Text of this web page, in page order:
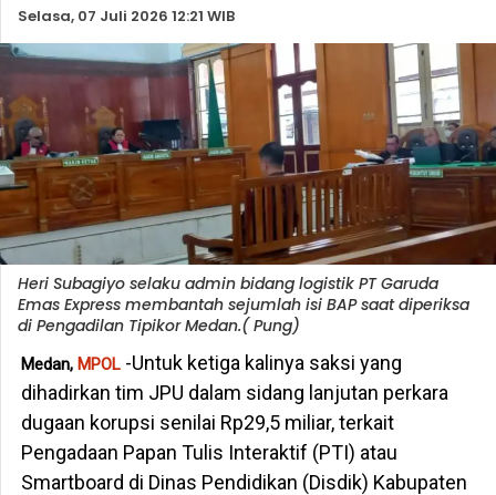
Selasa, 07 Juli 2026 12:21 WIB
Heri Subagiyo selaku admin bidang logistik PT Garuda
Emas Express membantah sejumlah isi BAP saat diperiksa
di Pengadilan Tipikor Medan.( Pung)
Medan, MPOL-Untuk ketiga kalinya saksi yang
dihadirkan tim JPU dalam sidang lanjutan perkara
dugaan korupsi senilai Rp29,5 miliar, terkait
Pengadaan Papan Tulis Interaktif (PTI) atau
Smartboard di Dinas Pendidikan (Disdik) Kabupaten